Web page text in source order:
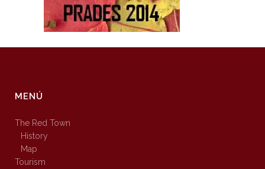
MENÚ
The Red Town
History
Map
Tourism